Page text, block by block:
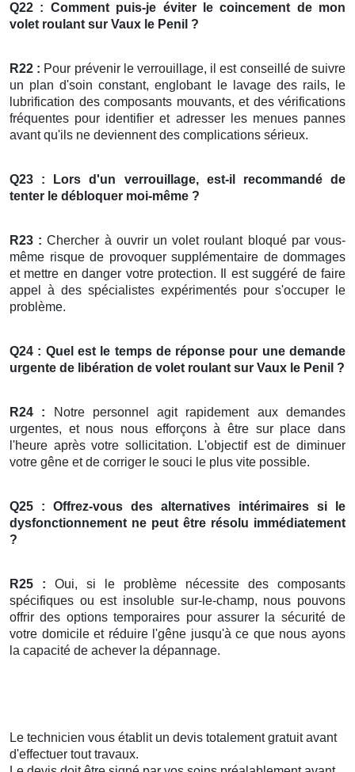
Q22 : Comment puis-je éviter le coincement de mon
volet roulant sur Vaux le Penil ?
R22 : Pour prévenir le verrouillage, il est conseillé de suivre
un plan d'soin constant, englobant le lavage des rails, le
lubrification des composants mouvants, et des vérifications
fréquentes pour identifier et adresser les menues pannes
avant qu'ils ne deviennent des complications sérieux.
Q23 : Lors d'un verrouillage, est-il recommandé de
tenter le débloquer moi-même ?
R23 : Chercher à ouvrir un volet roulant bloqué par vous-
même risque de provoquer supplémentaire de dommages
et mettre en danger votre protection. Il est suggéré de faire
appel à des spécialistes expérimentés pour s'occuper le
problème.
Q24 : Quel est le temps de réponse pour une demande
urgente de libération de volet roulant sur Vaux le Penil ?
R24 : Notre personnel agit rapidement aux demandes
urgentes, et nous nous efforçons à être sur place dans
l'heure après votre sollicitation. L'objectif est de diminuer
votre gêne et de corriger le souci le plus vite possible.
Q25 : Offrez-vous des alternatives intérimaires si le
dysfonctionnement ne peut être résolu immédiatement
?
R25 : Oui, si le problème nécessite des composants
spécifiques ou est insoluble sur-le-champ, nous pouvons
offrir des options temporaires pour assurer la sécurité de
votre domicile et réduire l'gêne jusqu'à ce que nous ayons
la capacité de achever la dépannage.
Le technicien vous établit un devis totalement gratuit avant
d'effectuer tout travaux.